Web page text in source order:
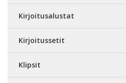
Kirjoitusalustat
Kirjoitussetit
Klipsit